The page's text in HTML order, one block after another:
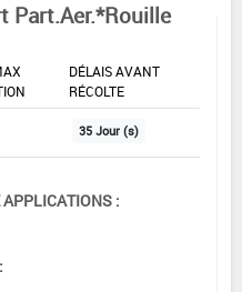
Part.Aer.*Rouille
DÉLAIS AVANT
RÉCOLTE
35 Jour (s)
: